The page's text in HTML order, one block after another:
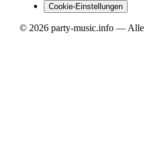
Cookie-Einstellungen
© 2026 party-music.info — Alle